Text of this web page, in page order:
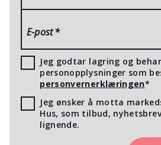
E-post*
Jeg godtar lagring og
personopplysninger som
personvernerklæringen*
Jeg ønsker å motta
Hus, som tilbud,
lignende.